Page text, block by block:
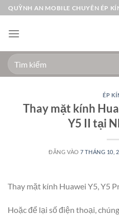
Bỏ
qua
nội
QUỲNH AN MOBILE CHUYÊN ÉP
Tìm
kiếm:
ÉP
Thay mặt kính
Y5 II tại
ĐĂNG VÀO7 THÁNG 10,
Thay mặt kính Huawei Y5, Y5
Hoặc để lại số điện thoại,